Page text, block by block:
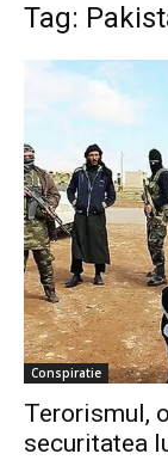
Tag:
Conspiratie
Terorismul,
securitatea